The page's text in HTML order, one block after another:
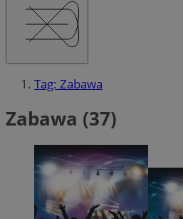
Tag: Zabawa
Zabawa (37)